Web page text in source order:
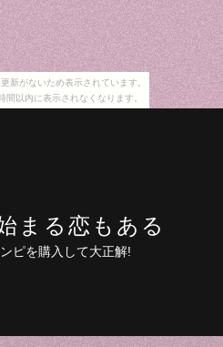
新がないため表示されています。
間以内に表示されなくなります。
まる恋もある
ピを購入して大正解!